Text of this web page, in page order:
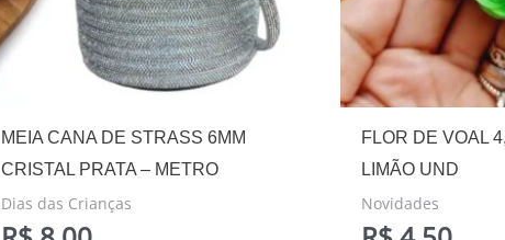
MEIA CANA DE STRASS 6MM
CRISTAL PRATA – METRO
Dias das Crianças
FLOR DE VOAL
LIMÃO UND
Novidades